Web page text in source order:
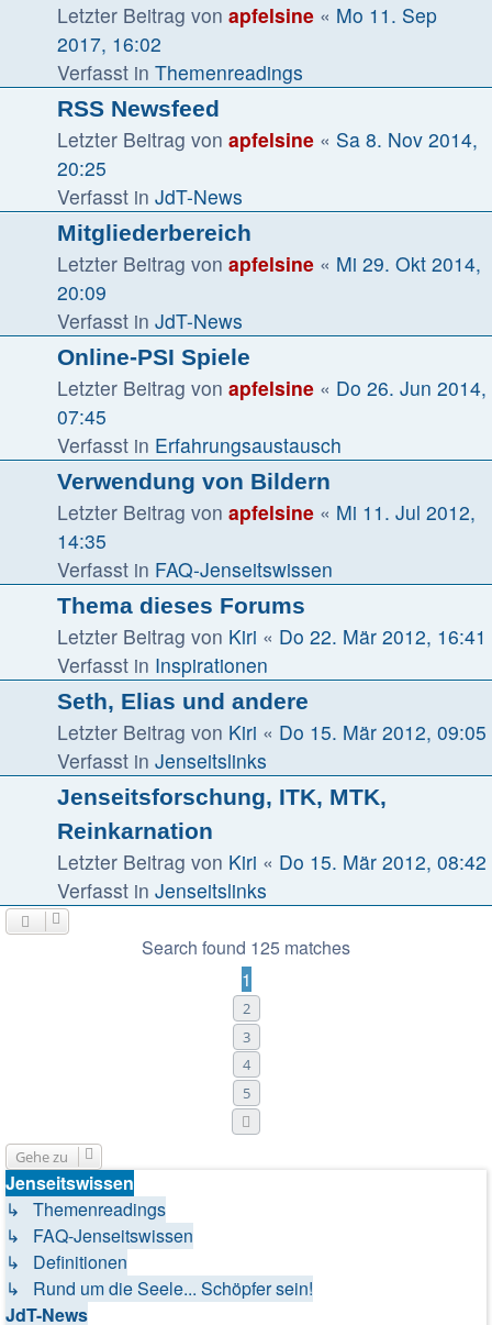
Letzter Beitrag von apfelsine « Mo 11. Sep
2017, 16:02
Verfasst in Themenreadings
RSS Newsfeed
Letzter Beitrag von apfelsine « Sa 8. Nov 2014,
20:25
Verfasst in JdT-News
Mitgliederbereich
Letzter Beitrag von apfelsine « Mi 29. Okt 2014,
20:09
Verfasst in JdT-News
Online-PSI Spiele
Letzter Beitrag von apfelsine « Do 26. Jun 2014,
07:45
Verfasst in Erfahrungsaustausch
Verwendung von Bildern
Letzter Beitrag von apfelsine « Mi 11. Jul 2012,
14:35
Verfasst in FAQ-Jenseitswissen
Thema dieses Forums
Letzter Beitrag von Kiri « Do 22. Mär 2012, 16:41
Verfasst in Inspirationen
Seth, Elias und andere
Letzter Beitrag von Kiri « Do 15. Mär 2012, 09:05
Verfasst in Jenseitslinks
Jenseitsforschung, ITK, MTK,
Reinkarnation
Letzter Beitrag von Kiri « Do 15. Mär 2012, 08:42
Verfasst in Jenseitslinks
Search found 125 matches
1
2
3
4
5
Gehe zu
Jenseitswissen
↳ Themenreadings
↳ FAQ-Jenseitswissen
↳ Definitionen
↳ Rund um die Seele... Schöpfer sein!
JdT-News